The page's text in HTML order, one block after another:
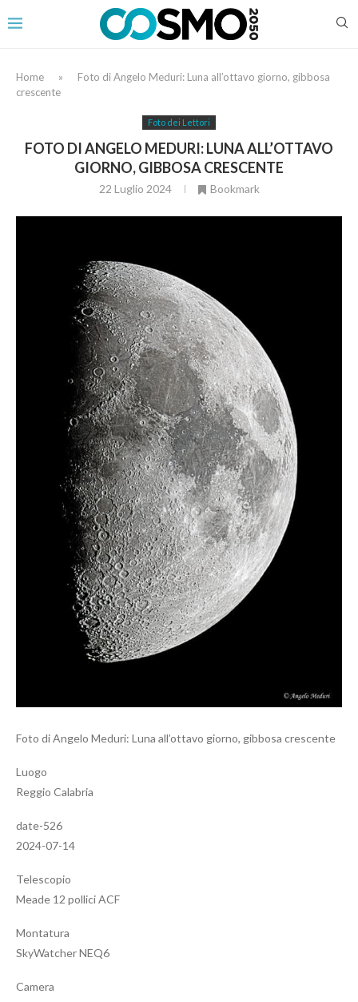
Home »
Foto di Angelo Meduri: Luna all’ottavo giorno, gibbosa
crescente
Foto dei Lettori
FOTO DI ANGELO MEDURI: LUNA ALL’OTTAVO
GIORNO, GIBBOSA CRESCENTE
22 Luglio 2024 Bookmark
Foto di Angelo Meduri: Luna all’ottavo giorno, gibbosa crescente
Luogo
Reggio Calabria
date-526
2024-07-14
Telescopio
Meade 12 pollici ACF
Montatura
SkyWatcher NEQ6
Camera